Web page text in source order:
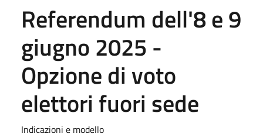
Referendum dell'8 e 9
giugno 2025 -
Opzione di voto
elettori fuori sede
Indicazioni e modello